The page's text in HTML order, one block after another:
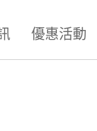
優惠活動